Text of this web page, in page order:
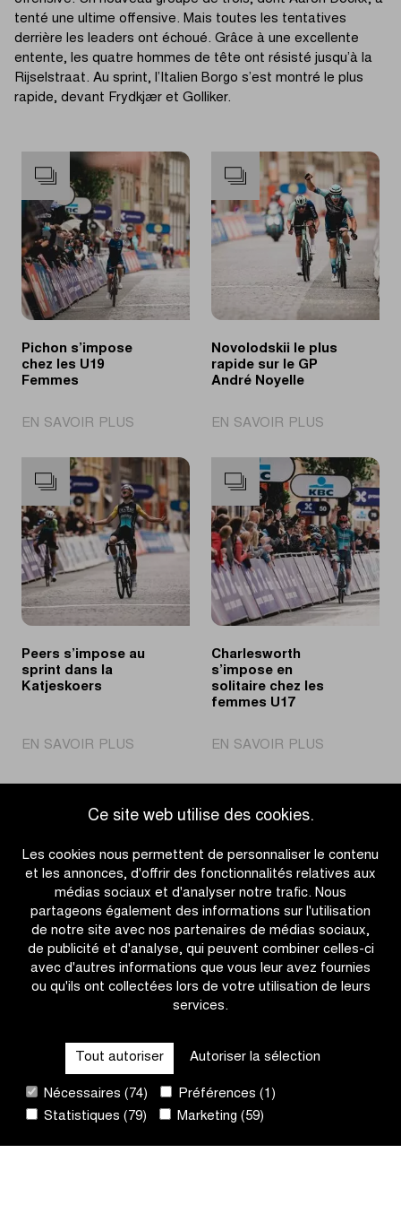
Ce site web utilise des cookies.
Les cookies nous permettent de personnaliser le contenu
et les annonces, d'offrir des fonctionnalités relatives aux
médias sociaux et d'analyser notre trafic. Nous
partageons également des informations sur l'utilisation
de notre site avec nos partenaires de médias sociaux,
de publicité et d'analyse, qui peuvent combiner celles-ci
avec d'autres informations que vous leur avez fournies
ou qu'ils ont collectées lors de votre utilisation de leurs
services.
Tout autoriser Autoriser la sélection
Nécessaires (74)
Préférences (1)
Statistiques (79)
Marketing (59)
tenté une ultime offensive. Mais toutes les tentatives
derrière les leaders ont échoué. Grâce à une excellente
entente, les quatre hommes de tête ont résisté jusqu’à la
Rijselstraat. Au sprint, l’Italien Borgo s’est montré le plus
rapide, devant Frydkjær et Golliker.
Pichon s’impose
chez les U19
Femmes
EN SAVOIR PLUS
s’impose
chez
les
U19
Femmes
Novolodskii le plus
rapide sur le GP
André Noyelle
EN SAVOIR PLUS
le
plus
rapide
sur
le
GP
André
Noyelle
Peers s’impose au
sprint dans la
Katjeskoers
EN SAVOIR PLUS
s’impose
sprint
la
Katjeskoers
Charlesworth
s’impose en
solitaire chez les
femmes U17
EN SAVOIR PLUS
s’impose
les
femmes
U17
CONTACT